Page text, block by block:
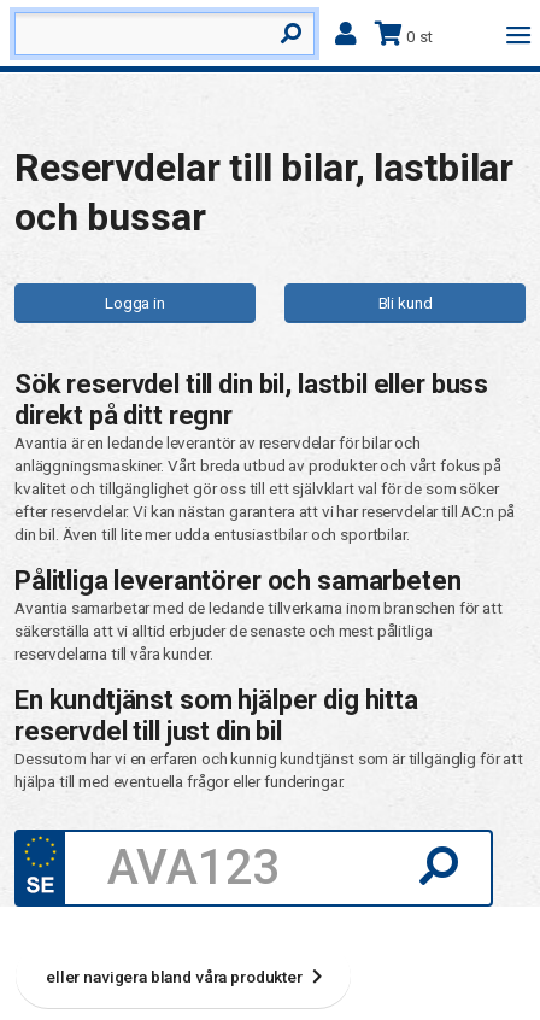
0 st
Reservdelar till bilar, lastbilar
och bussar
Logga in Bli kund
Sök reservdel till din bil, lastbil eller buss
direkt på ditt regnr
Avantia är en ledande leverantör av reservdelar för bilar och
anläggningsmaskiner. Vårt breda utbud av produkter och vårt fokus på
kvalitet och tillgänglighet gör oss till ett självklart val för de som söker
efter reservdelar. Vi kan nästan garantera att vi har reservdelar till AC:n på
din bil. Även till lite mer udda entusiastbilar och sportbilar.
Pålitliga leverantörer och samarbeten
Avantia samarbetar med de ledande tillverkarna inom branschen för att
säkerställa att vi alltid erbjuder de senaste och mest pålitliga
reservdelarna till våra kunder.
En kundtjänst som hjälper dig hitta
reservdel till just din bil
Dessutom har vi en erfaren och kunnig kundtjänst som är tillgänglig för att
hjälpa till med eventuella frågor eller funderingar.
eller navigera bland våra produkter